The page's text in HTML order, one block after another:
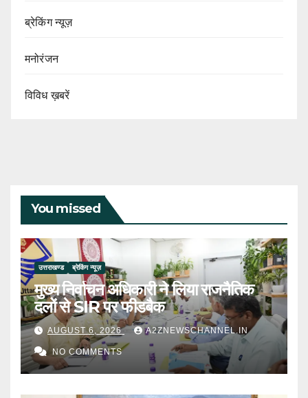
ब्रेकिंग न्यूज़
मनोरंजन
विविध ख़बरें
You missed
उत्तराखण्ड ब्रेकिंग न्यूज़
मुख्य निर्वाचन अधिकारी ने लिया राजनैतिक
दलों से SIR पर फीडबैक
AUGUST 6, 2026 A2ZNEWSCHANNEL.IN
NO COMMENTS